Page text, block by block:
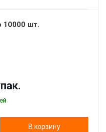
10000 шт.
В корзину